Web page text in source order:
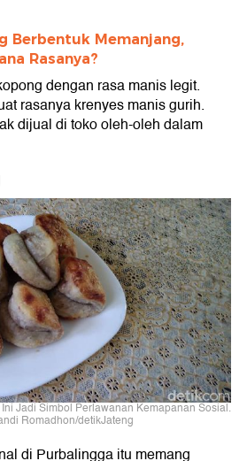
Berbentuk Memanjang,
Rasanya?
dengan rasa manis legit.
rasanya krenyes manis gurih.
dijual di toko oleh-oleh dalam
Jadi Simbol Perlawanan Kemapanan Sosial.
Romadhon/detikJateng
di Purbalingga itu memang